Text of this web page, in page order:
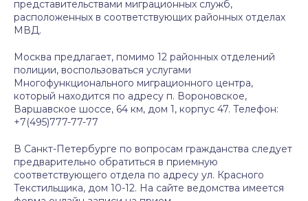
представительствами миграционных служб,
расположенных в соответствующих районных отделах
МВД.
Москва предлагает, помимо 12 районных отделений
полиции, воспользоваться услугами
Многофункционального миграционного центра,
который находится по адресу п. Вороновское,
Варшавское шоссе, 64 км, дом 1, корпус 47. Телефон:
+7(495)777-77-77
В Санкт-Петербурге по вопросам гражданства следует
предварительно обратиться в приемную
соответствующего отдела по адресу ул. Красного
Текстильщика, дом 10-12. На сайте ведомства имеется